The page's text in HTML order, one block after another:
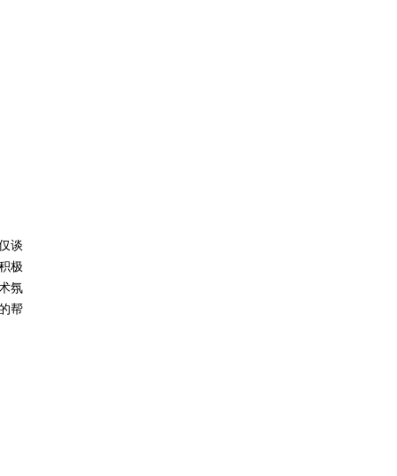
谈
极
氛
帮